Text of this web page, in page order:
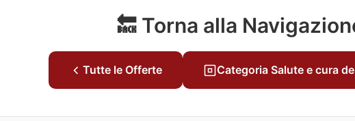
🔙 Torna alla
Tutte le Offerte Categoria Salute e cura